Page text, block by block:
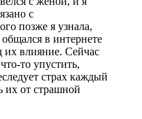
с
позже я узнала,
в интернете
влияние. Сейчас
то упустить,
страх каждый
их от страшной